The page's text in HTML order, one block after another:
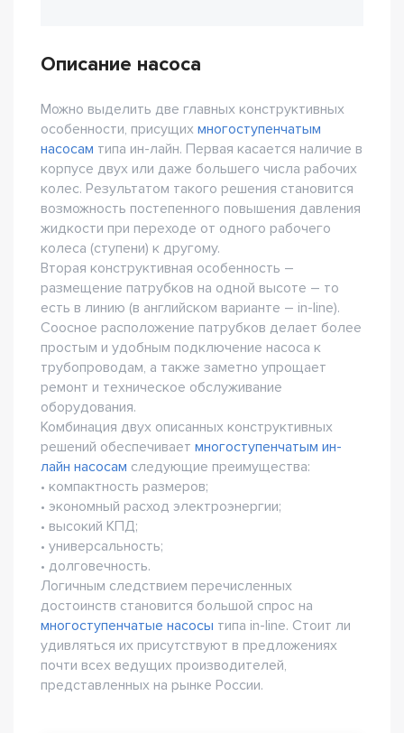
Описание насоса
Можно выделить две главных конструктивных
особенности, присущих многоступенчатым
насосам типа ин-лайн. Первая касается наличие в
корпусе двух или даже большего числа рабочих
колес. Результатом такого решения становится
возможность постепенного повышения давления
жидкости при переходе от одного рабочего
колеса (ступени) к другому.
Вторая конструктивная особенность –
размещение патрубков на одной высоте – то
есть в линию (в английском варианте – in-line).
Соосное расположение патрубков делает более
простым и удобным подключение насоса к
трубопроводам, а также заметно упрощает
ремонт и техническое обслуживание
оборудования.
Комбинация двух описанных конструктивных
решений обеспечивает многоступенчатым ин-
лайн насосам следующие преимущества:
• компактность размеров;
• экономный расход электроэнергии;
• высокий КПД;
• универсальность;
• долговечность.
Логичным следствием перечисленных
достоинств становится большой спрос на
многоступенчатые насосы типа in-line. Стоит ли
удивляться их присутствуют в предложениях
почти всех ведущих производителей,
представленных на рынке России.